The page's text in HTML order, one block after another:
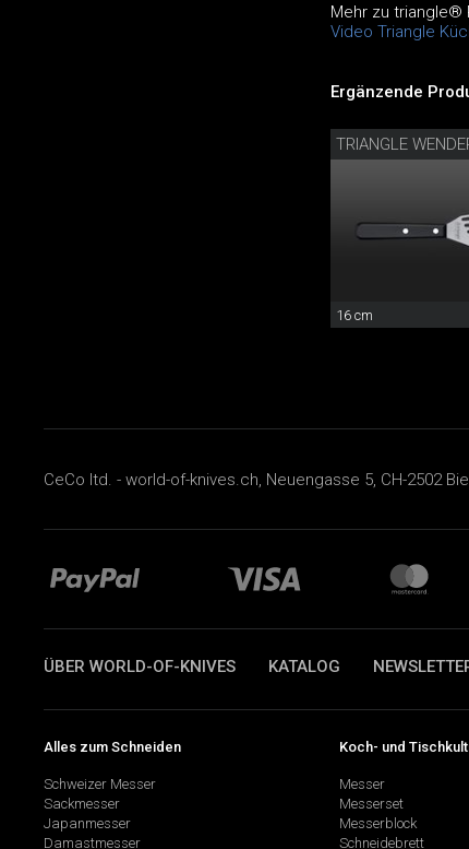
Mehr zu
Video Triangle
Ergänzende
TRIANGLE
16 cm
CeCo ltd. - world-of-knives.ch, Neuengasse 5, CH-2502
ÜBER WORLD-OF-KNIVES KATALOG
Alles zum Schneiden
Schweizer Messer
Sackmesser
Japanmesser
Damastmesser
Koch- und
Messer
Messerset
Messerblock
Schneidebrett